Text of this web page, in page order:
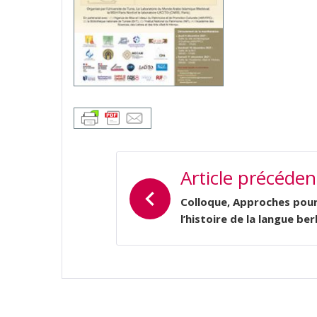
DE
L’ARTICLE
Article
Colloque, Approches
l’histoire de la langue